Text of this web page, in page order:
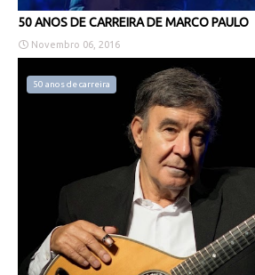
50 ANOS DE CARREIRA DE MARCO PAULO
Novembro 06, 2016
50 anos de carreira